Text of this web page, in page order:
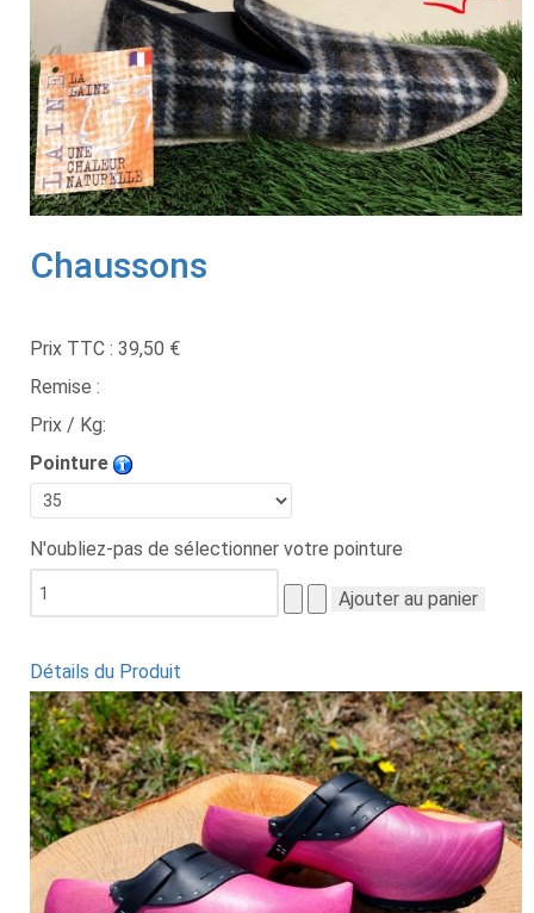
Chaussons
Prix TTC : 39,50 €
Remise :
Prix / Kg:
Pointure
N'oubliez-pas de sélectionner votre pointure
Détails du Produit